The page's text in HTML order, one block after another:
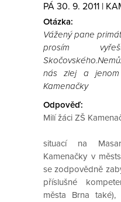
PÁ 30. 9. 2011 |
Otázka:
Vážený pane
prosím
nás zlej a jenom
Kamenačky
Odpověď:
Milí žáci ZŠ
situací na
Kamenačky v
se zodpovědně
příslušné
města Brna